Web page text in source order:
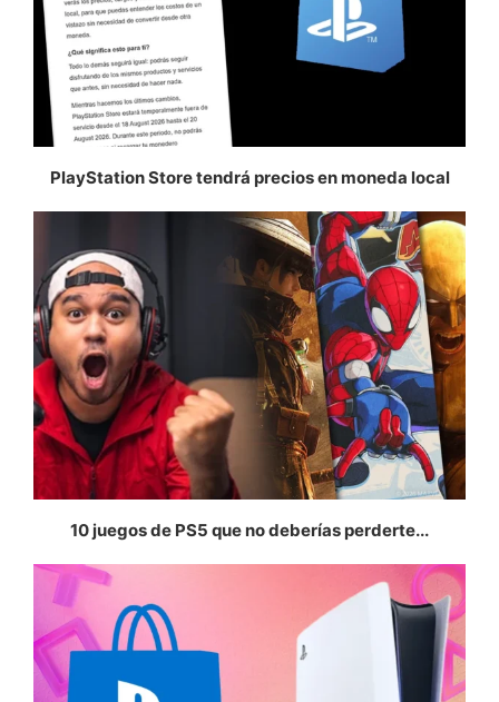
PlayStation Store tendrá precios en moneda local
10 juegos de PS5 que no deberías perderte...